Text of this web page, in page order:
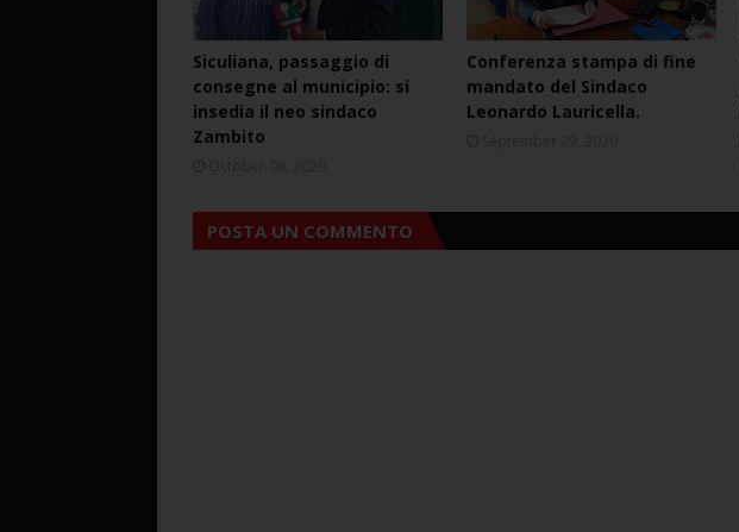
Siculiana, passaggio di
consegne al municipio: si
insedia il neo sindaco
Zambito
Conferenza stampa di fine
mandato del Sindaco
Leonardo Lauricella.
POSTA UN COMMENTO